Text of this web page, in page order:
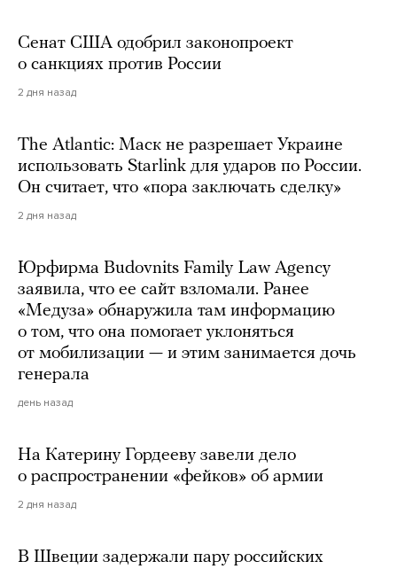
Сенат США одобрил законопроект
о санкциях против России
2 дня назад
The Atlantic: Маск не разрешает Украине
использовать Starlink для ударов по России.
Он считает, что «пора заключать сделку»
2 дня назад
Юрфирма Budovnits Family Law Agency
заявила, что ее сайт взломали. Ранее
«Медуза» обнаружила там информацию
о том, что она помогает уклоняться
от мобилизации — и этим занимается дочь
генерала
день назад
На Катерину Гордееву завели дело
о распространении «фейков» об армии
2 дня назад
В Швеции задержали пару российских